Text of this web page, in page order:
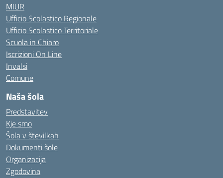
MIUR
Ufficio Scolastico Regionale
Ufficio Scolastico Territoriale
Scuola in Chiaro
Iscrizioni On Line
Invalsi
Comune
Naša šola
Predstavitev
Kje smo
Šola v številkah
Dokumenti šole
Organizacija
Zgodovina